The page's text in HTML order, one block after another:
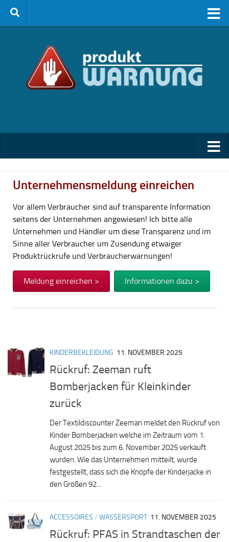
Zum Inhalt springen
Unternehmensmeldung einreichen
Vor allem Verbraucher sind auf transparente Information
seitens der Unternehmen angewiesen! Ich bitte alle
Unternehmen und Händler um diese Transparenz und im
Sinne aller Verbraucher um Zusendung etwaiger
Produktrückrufe und Verbraucherwarnungen!
Meldung einreichen > Informationen dazu >
KINDERBEKLEIDUNG 11. NOVEMBER 2025
Rückruf: Zeeman ruft
Bomberjacken für Kleinkinder
zurück
Der Textildiscounter Zeeman meldet den Rückruf von
Kinder Bomberjacken welche im Zeitraum vom 1.
August 2025 bis zum 6. November 2025 verkauft
wurden. Wie das Unternehmen mitteilt, wurde
festgestellt, dass sich die Knöpfe der Kinderjacke in
den Größen 92...
ACCESSOIRES / WASSERSPORT 11. NOVEMBER 2025
Rückruf: PFAS in Strandtaschen der